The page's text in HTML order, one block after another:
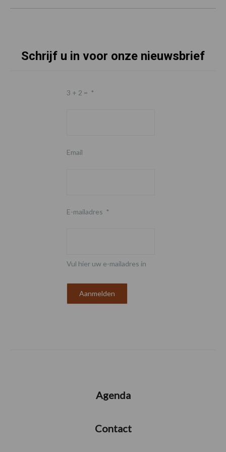
Schrijf u in voor onze nieuwsbrief
3 + 2 = *
Email
E-mailadres *
Vul hier uw e-mailadres in
Agenda
Contact